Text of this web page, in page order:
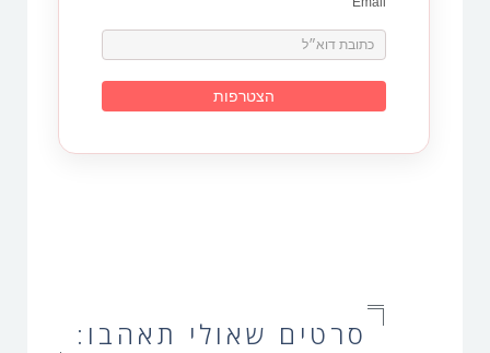
סרטים שאולי תאהבו: